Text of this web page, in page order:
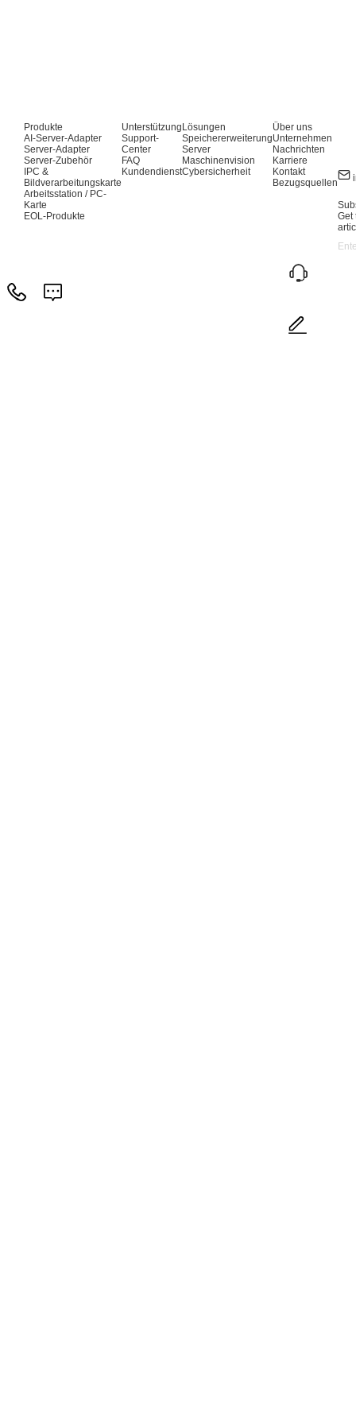
Produkte
AI-Server-Adapter
Server-Adapter
Server-Zubehör
IPC &
Bildverarbeitungskarte
Arbeitsstation / PC-
Karte
EOL-Produkte
Unterstützung
Support-
Center
FAQ
Kundendienst
Lösungen
Speichererweiterung
Server
Maschinenvision
Cybersicherheit
Über uns
Unternehmen
Nachrichten
Karriere
Kontakt
Bezugsquellen
Get